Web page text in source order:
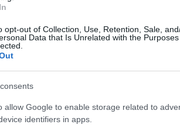
opt-out of Collection, Use, Retention, Sale,
Data that Is Unrelated with the
allow Google to enable storage related to
identifiers in apps.
του Ορμούζ αποτελεί εργαλείο
τελών και περιορισμών, το
ναυσιπλοΐα και στο παγκόσμιο
στη θεωρία του Καρλ φον
συνέχεια της πολιτικής με
δεν ασκείται με στρατιωτικά
ενός κρίσιμου «στενωπού» του